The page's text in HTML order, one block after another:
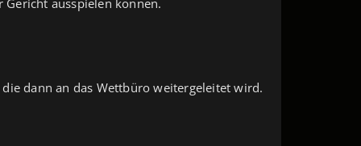
dann an das Wettbüro weitergeleitet wird.